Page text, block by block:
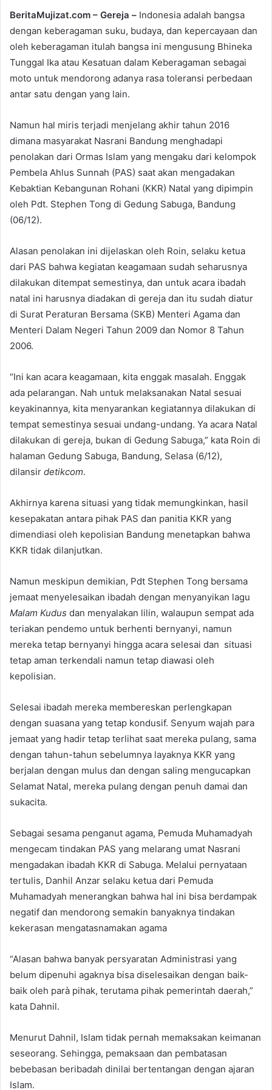
BeritaMujizat.com – Gereja – Indonesia adalah bangsa
dengan keberagaman suku, budaya, dan kepercayaan dan
oleh keberagaman itulah bangsa ini mengusung Bhineka
Tunggal Ika atau Kesatuan dalam Keberagaman sebagai
moto untuk mendorong adanya rasa toleransi perbedaan
antar satu dengan yang lain.
Namun hal miris terjadi menjelang akhir tahun 2016
dimana masyarakat Nasrani Bandung menghadapi
penolakan dari Ormas Islam yang mengaku dari kelompok
Pembela Ahlus Sunnah (PAS) saat akan mengadakan
Kebaktian Kebangunan Rohani (KKR) Natal yang dipimpin
oleh Pdt. Stephen Tong di Gedung Sabuga, Bandung
(06/12).
Alasan penolakan ini dijelaskan oleh Roin, selaku ketua
dari PAS bahwa kegiatan keagamaan sudah seharusnya
dilakukan ditempat semestinya, dan untuk acara ibadah
natal ini harusnya diadakan di gereja dan itu sudah diatur
di Surat Peraturan Bersama (SKB) Menteri Agama dan
Menteri Dalam Negeri Tahun 2009 dan Nomor 8 Tahun
2006.
“Ini kan acara keagamaan, kita enggak masalah. Enggak
ada pelarangan. Nah untuk melaksanakan Natal sesuai
keyakinannya, kita menyarankan kegiatannya dilakukan di
tempat semestinya sesuai undang-undang. Ya acara Natal
dilakukan di gereja, bukan di Gedung Sabuga,” kata Roin di
halaman Gedung Sabuga, Bandung, Selasa (6/12),
dilansir detikcom.
Akhirnya karena situasi yang tidak memungkinkan, hasil
kesepakatan antara pihak PAS dan panitia KKR yang
dimendiasi oleh kepolisian Bandung menetapkan bahwa
KKR tidak dilanjutkan.
Namun meskipun demikian, Pdt Stephen Tong bersama
jemaat menyelesaikan ibadah dengan menyanyikan lagu
Malam Kudus dan menyalakan lilin, walaupun sempat ada
teriakan pendemo untuk berhenti bernyanyi, namun
mereka tetap bernyanyi hingga acara selesai dan situasi
tetap aman terkendali namun tetap diawasi oleh
kepolisian.
Selesai ibadah mereka membereskan perlengkapan
dengan suasana yang tetap kondusif. Senyum wajah para
jemaat yang hadir tetap terlihat saat mereka pulang, sama
dengan tahun-tahun sebelumnya layaknya KKR yang
berjalan dengan mulus dan dengan saling mengucapkan
Selamat Natal, mereka pulang dengan penuh damai dan
sukacita.
Sebagai sesama penganut agama, Pemuda Muhamadyah
mengecam tindakan PAS yang melarang umat Nasrani
mengadakan ibadah KKR di Sabuga. Melalui pernyataan
tertulis, Danhil Anzar selaku ketua dari Pemuda
Muhamadyah menerangkan bahwa hal ini bisa berdampak
negatif dan mendorong semakin banyaknya tindakan
kekerasan mengatasnamakan agama
“Alasan bahwa banyak persyaratan Administrasi yang
belum dipenuhi agaknya bisa diselesaikan dengan baik-
baik oleh parà pihak, terutama pihak pemerintah daerah,”
kata Dahnil.
Menurut Dahnil, Islam tidak pernah memaksakan keimanan
seseorang. Sehingga, pemaksaan dan pembatasan
bebebasan beribadah dinilai bertentangan dengan ajaran
Islam.